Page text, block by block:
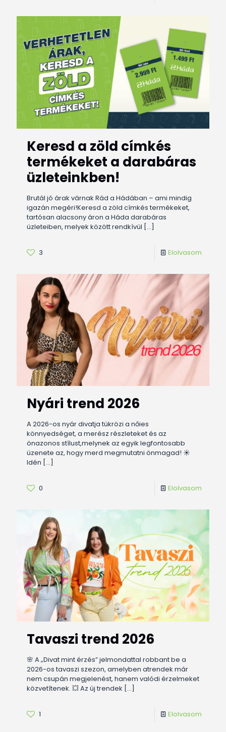
Keresd a zöld címkés
termékeket a darabáras
üzleteinkben!
Brutál jó árak várnak Rád a Hádában – ami mindig
igazán megéri!Keresd a zöld címkés termékeket,
tartósan alacsony áron a Háda darabáras
üzleteiben, melyek között rendkívül […]
3 Elolvasom
Nyári trend 2026
A 2026-os nyár divatja tükrözi a nőies
könnyedséget, a merész részleteket és az
önazonos stílust,melynek az egyik legfontosabb
üzenete az, hogy merd megmutatni önmagad! ☀️
Idén […]
0 Elolvasom
Tavaszi trend 2026
🌸 A „Divat mint érzés” jelmondattal robbant be a
2026-os tavaszi szezon, amelyben atrendek már
nem csupán megjelenést, hanem valódi érzelmeket
közvetítenek. 💥 Az új trendek […]
1 Elolvasom